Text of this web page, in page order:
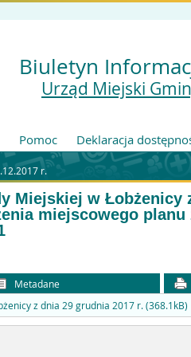
Biuletyn
Urząd Miejski
Pomoc Deklaracja
r.
Miejskiej w
miejscowego
Metadane
z dnia 29 grudnia 2017 r. (368.1kB)